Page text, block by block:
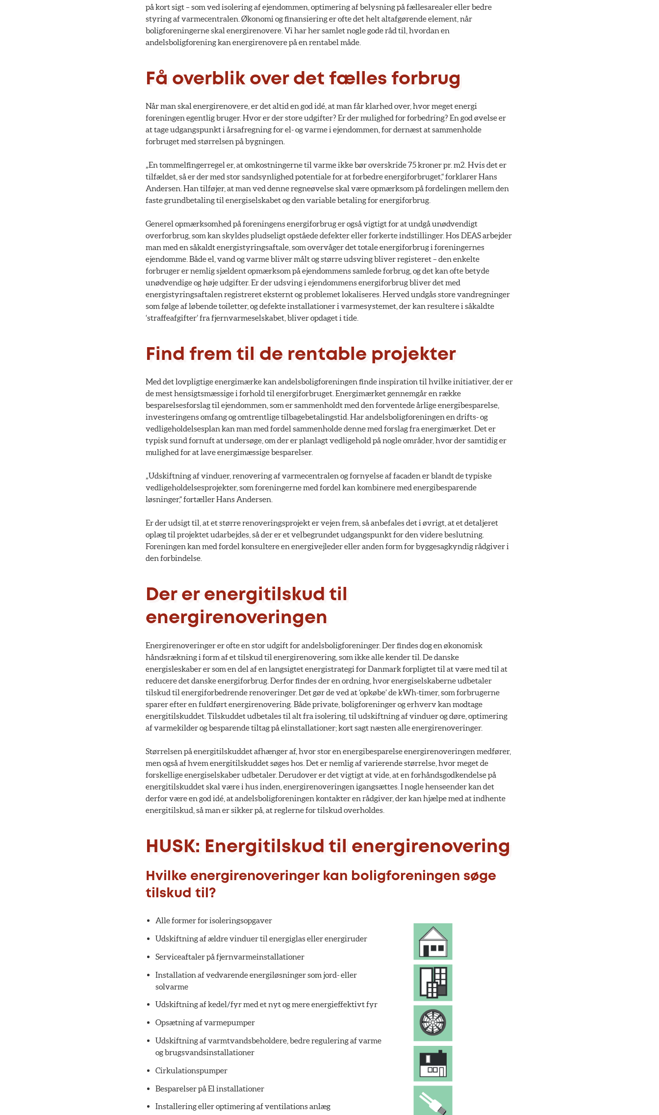
på kort sigt – som ved isolering af ejendommen, optimering af belysning på fællesarealer eller bedre
styring af varmecentralen. Økonomi og finansiering er ofte det helt altafgørende element, når
boligforeningerne skal energirenovere. Vi har her samlet nogle gode råd til, hvordan en
andelsboligforening kan energirenovere på en rentabel måde.
Få overblik over det fælles forbrug
Når man skal energirenovere, er det altid en god idé, at man får klarhed over, hvor meget energi
foreningen egentlig bruger. Hvor er der store udgifter? Er der mulighed for forbedring? En god øvelse er
at tage udgangspunkt i årsafregning for el- og varme i ejendommen, for dernæst at sammenholde
forbruget med størrelsen på bygningen.
„En tommelfingerregel er, at omkostningerne til varme ikke bør overskride 75 kroner pr. m2. Hvis det er
tilfældet, så er der med stor sandsynlighed potentiale for at forbedre energiforbruget,“ forklarer Hans
Andersen. Han tilføjer, at man ved denne regneøvelse skal være opmærksom på fordelingen mellem den
faste grundbetaling til energiselskabet og den variable betaling for energiforbrug.
Generel opmærksomhed på foreningens energiforbrug er også vigtigt for at undgå unødvendigt
overforbrug, som kan skyldes pludseligt opståede defekter eller forkerte indstillinger. Hos DEAS arbejder
man med en såkaldt energistyringsaftale, som overvåger det totale energiforbrug i foreningernes
ejendomme. Både el, vand og varme bliver målt og større udsving bliver registeret – den enkelte
forbruger er nemlig sjældent opmærksom på ejendommens samlede forbrug, og det kan ofte betyde
unødvendige og høje udgifter. Er der udsving i ejendommens energiforbrug bliver det med
energistyringsaftalen registreret eksternt og problemet lokaliseres. Herved undgås store vandregninger
som følge af løbende toiletter, og defekte installationer i varmesystemet, der kan resultere i såkaldte
‘straffeafgifter’ fra fjernvarmeselskabet, bliver opdaget i tide.
Find frem til de rentable projekter
Med det lovpligtige energimærke kan andelsboligforeningen finde inspiration til hvilke initiativer, der er
de mest hensigtsmæssige i forhold til energiforbruget. Energimærket gennemgår en række
besparelsesforslag til ejendommen, som er sammenholdt med den forventede årlige energibesparelse,
investeringens omfang og omtrentlige tilbagebetalingstid. Har andelsboligforeningen en drifts- og
vedligeholdelsesplan kan man med fordel sammenholde denne med forslag fra energimærket. Det er
typisk sund fornuft at undersøge, om der er planlagt vedligehold på nogle områder, hvor der samtidig er
mulighed for at lave energimæssige besparelser.
„Udskiftning af vinduer, renovering af varmecentralen og fornyelse af facaden er blandt de typiske
vedligeholdelsesprojekter, som foreningerne med fordel kan kombinere med energibesparende
løsninger,“ fortæller Hans Andersen.
Er der udsigt til, at et større renoveringsprojekt er vejen frem, så anbefales det i øvrigt, at et detaljeret
oplæg til projektet udarbejdes, så der er et velbegrundet udgangspunkt for den videre beslutning.
Foreningen kan med fordel konsultere en energivejleder eller anden form for byggesagkyndig rådgiver i
den forbindelse.
Der er energitilskud til
energirenoveringen
Energirenoveringer er ofte en stor udgift for andelsboligforeninger. Der findes dog en økonomisk
håndsrækning i form af et tilskud til energirenovering, som ikke alle kender til. De danske
energisleskaber er som en del af en langsigtet energistrategi for Danmark forpligtet til at være med til at
reducere det danske energiforbrug. Derfor findes der en ordning, hvor energiselskaberne udbetaler
tilskud til energiforbedrende renoveringer. Det gør de ved at ‘opkøbe’ de kWh-timer, som forbrugerne
sparer efter en fuldført energirenovering. Både private, boligforeninger og erhverv kan modtage
energitilskuddet. Tilskuddet udbetales til alt fra isolering, til udskiftning af vinduer og døre, optimering
af varmekilder og besparende tiltag på elinstallationer; kort sagt næsten alle energirenoveringer.
Størrelsen på energitilskuddet afhænger af, hvor stor en energibesparelse energirenoveringen medfører,
men også af hvem energitilskuddet søges hos. Det er nemlig af varierende størrelse, hvor meget de
forskellige energiselskaber udbetaler. Derudover er det vigtigt at vide, at en forhåndsgodkendelse på
energitilskuddet skal være i hus inden, energirenoveringen igangsættes. I nogle henseender kan det
derfor være en god idé, at andelsboligforeningen kontakter en rådgiver, der kan hjælpe med at indhente
energitilskud, så man er sikker på, at reglerne for tilskud overholdes.
HUSK: Energitilskud til energirenovering
Hvilke energirenoveringer kan boligforeningen søge
tilskud til?
Alle former for isoleringsopgaver
Udskiftning af ældre vinduer til energiglas eller energiruder
Serviceaftaler på fjernvarmeinstallationer
Installation af vedvarende energiløsninger som jord- eller
solvarme
Udskiftning af kedel/fyr med et nyt og mere energieffektivt fyr
Opsætning af varmepumper
Udskiftning af varmtvandsbeholdere, bedre regulering af varme
og brugsvandsinstallationer
Cirkulationspumper
Besparelser på El installationer
Installering eller optimering af ventilations anlæg